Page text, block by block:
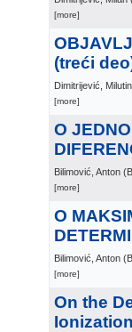
[more]
(treći
Dimitrijević, Milutin
[more]
O
Bilimović, Anton (
[more]
O
Bilimović, Anton (
[more]
On the